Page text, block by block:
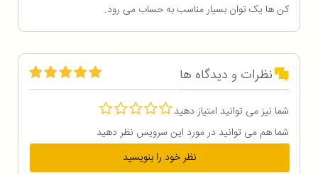
کن ها یک توان بسیار مناسب به حساب می رود.
نظرات و دیدگاه ها
شما نیز می توانید امتیاز دهید
شما هم می توانید در مورد این سرویس نظر دهید
نظر خود را بنویسید